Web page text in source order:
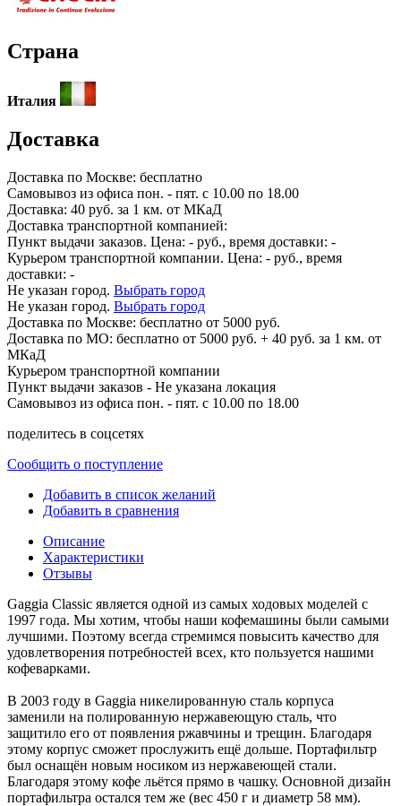
Страна
Италия
Доставка
Доставка по Москве: бесплатно
Самовывоз из офиса пон. - пят. с 10.00 по 18.00
Доставка: 40 руб. за 1 км. от МКаД
Доставка транспортной компанией:
Пункт выдачи заказов. Цена: - руб., время доставки: -
Курьером транспортной компании. Цена: - руб., время
доставки: -
Не указан город. Выбрать город
Не указан город. Выбрать город
Доставка по Москве: бесплатно от 5000 руб.
Доставка по МО: бесплатно от 5000 руб. + 40 руб. за 1 км. от
МКаД
Курьером транспортной компании
Пункт выдачи заказов - Не указана локация
Самовывоз из офиса пон. - пят. с 10.00 по 18.00
поделитесь в соцсетях
Сообщить о поступление
Добавить в список желаний
Добавить в сравнения
Описание
Характеристики
Отзывы
Gaggia Classic является одной из самых ходовых моделей с
1997 года. Мы хотим, чтобы наши кофемашины были самыми
лучшими. Поэтому всегда стремимся повысить качество для
удовлетворения потребностей всех, кто пользуется нашими
кофеварками.
В 2003 году в Gaggia никелированную сталь корпуса
заменили на полированную нержавеющую сталь, что
защитило его от появления ржавчины и трещин. Благодаря
этому корпус сможет прослужить ещё дольше. Портафильтр
был оснащён новым носиком из нержавеющей стали.
Благодаря этому кофе льётся прямо в чашку. Основной дизайн
портафильтра остался тем же (вес 450 г и диаметр 58 мм).